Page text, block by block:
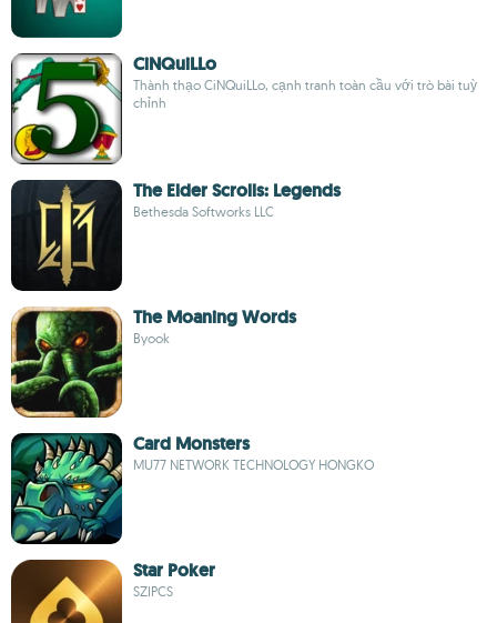
CiNQuiLLo
Thành thạo CiNQuiLLo, cạnh tranh toàn cầu với trò bài tuỳ
chỉnh
The Elder Scrolls: Legends
Bethesda Softworks LLC
The Moaning Words
Byook
Card Monsters
MU77 NETWORK TECHNOLOGY HONGKO
Star Poker
SZIPCS